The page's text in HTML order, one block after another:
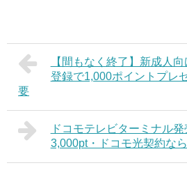
【間もなく終了】新成人
登録で1,000ポイントプレ
要
ドコモテレビターミナル
3,000pt・ドコモ光契約な